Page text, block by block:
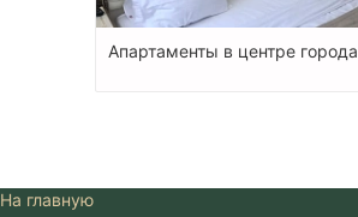
Апартаменты в центре города
На главную